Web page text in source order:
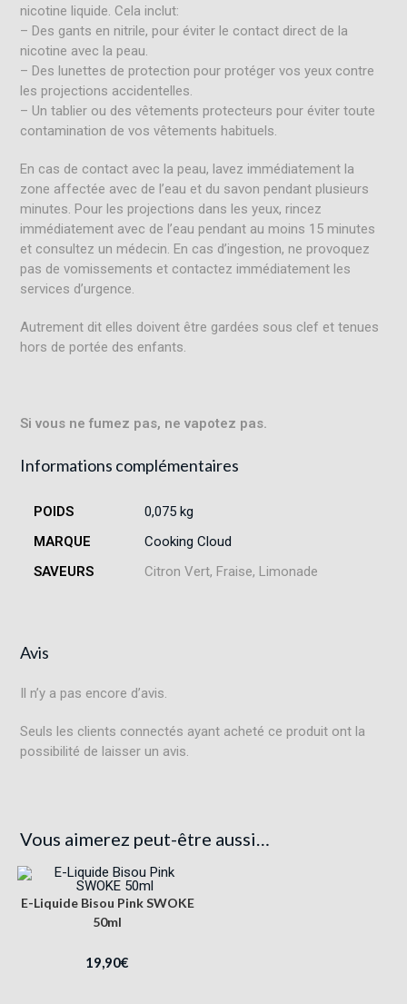
nicotine liquide. Cela inclut:
– Des gants en nitrile, pour éviter le contact direct de la
nicotine avec la peau.
– Des lunettes de protection pour protéger vos yeux contre
les projections accidentelles.
– Un tablier ou des vêtements protecteurs pour éviter toute
contamination de vos vêtements habituels.
En cas de contact avec la peau, lavez immédiatement la
zone affectée avec de l’eau et du savon pendant plusieurs
minutes. Pour les projections dans les yeux, rincez
immédiatement avec de l’eau pendant au moins 15 minutes
et consultez un médecin. En cas d’ingestion, ne provoquez
pas de vomissements et contactez immédiatement les
services d’urgence.
Autrement dit elles doivent être gardées sous clef et tenues
hors de portée des enfants.
Si vous ne fumez pas, ne vapotez pas.
Informations complémentaires
POIDS
0,075 kg
MARQUE
Cooking Cloud
SAVEURS
Citron Vert, Fraise, Limonade
Avis
Il n’y a pas encore d’avis.
Seuls les clients connectés ayant acheté ce produit ont la
possibilité de laisser un avis.
Vous aimerez peut-être aussi…
E-Liquide Bisou Pink SWOKE
50ml
19,90€